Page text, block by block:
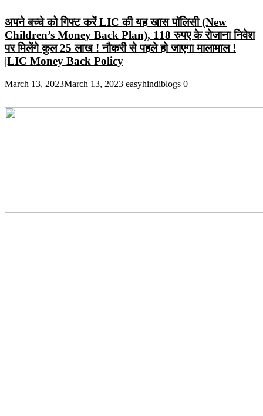
अपने बच्चे को गिफ्ट करें LIC की यह खास पॉलिसी (New
Children’s Money Back Plan), 118 रुपए के रोजाना निवेश
पर मिलेंगे कुल 25 लाख ! नौकरी से पहले हो जाएगा मालामाल !
|LIC Money Back Policy
March 13, 2023March 13, 2023 easyhindiblogs 0